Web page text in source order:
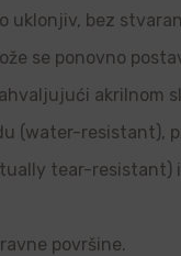
uklonjiv, bez
se ponovno
akrilnom
(water-resistant),
tear-resistant)
površine.